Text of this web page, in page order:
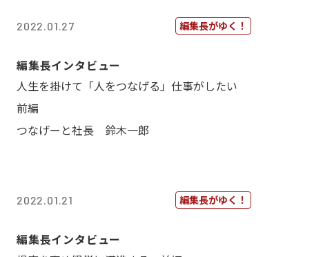
2022.01.27 編集長がゆく！
編集長インタビュー
人生を掛けて「人をつなげる」仕事がしたい
前編
つなげーと社長 鈴木一郎
2022.01.21 編集長がゆく！
編集長インタビュー